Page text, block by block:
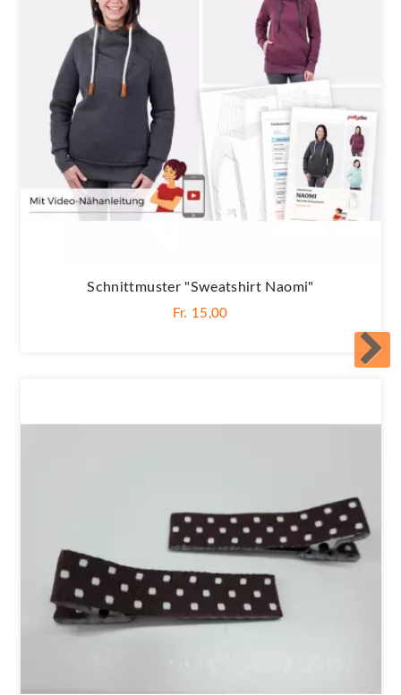
Schnittmuster "Sweatshirt Naomi"
Fr. 15,00